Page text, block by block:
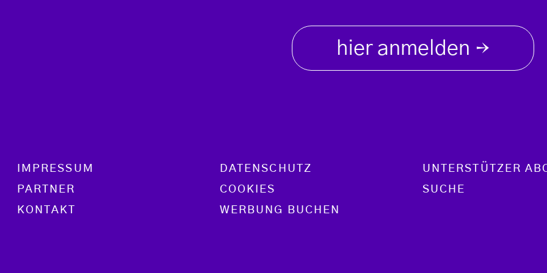
hier anmelden →
Footer menu
IMPRESSUM
PARTNER
KONTAKT
DATENSCHUTZ
COOKIES
WERBUNG BUCHEN
UNTERSTÜTZER
SUCHE